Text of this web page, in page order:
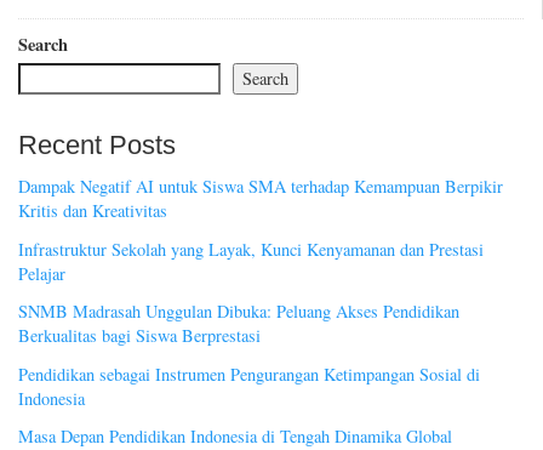
Search
Search
Recent Posts
Dampak Negatif AI untuk Siswa SMA terhadap Kemampuan Berpikir
Kritis dan Kreativitas
Infrastruktur Sekolah yang Layak, Kunci Kenyamanan dan Prestasi
Pelajar
SNMB Madrasah Unggulan Dibuka: Peluang Akses Pendidikan
Berkualitas bagi Siswa Berprestasi
Pendidikan sebagai Instrumen Pengurangan Ketimpangan Sosial di
Indonesia
Masa Depan Pendidikan Indonesia di Tengah Dinamika Global